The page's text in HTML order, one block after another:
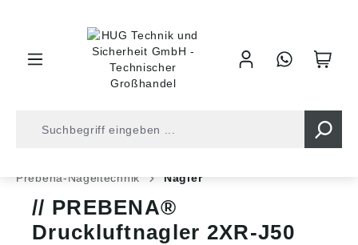
Prebena-Nageltechnik
Nagler
PREBENA®
Druckluftnagler 2XR-J50